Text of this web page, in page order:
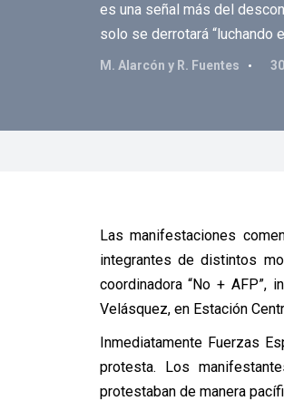
es una señal más del
solo se derrotará “luchando
M. Alarcón y R. Fuentes
Las manifestaciones
integrantes de distintos
coordinadora “No + AFP”,
Velásquez, en Estación
Inmediatamente Fuerzas
protesta. Los
protestaban de manera